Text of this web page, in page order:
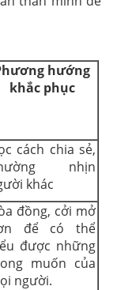
hướng
khắc phục
cách chia sẻ,
nhịn
khác
đồng, cởi mở
để có thể
được những
muốn của
người.